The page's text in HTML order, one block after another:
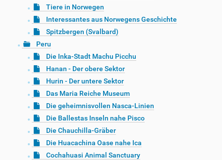
Tiere in Norwegen
Interessantes aus Norwegens Geschichte
Spitzbergen (Svalbard)
Peru
Die Inka-Stadt Machu Picchu
Hanan - Der obere Sektor
Hurin - Der untere Sektor
Das Maria Reiche Museum
Die geheimnisvollen Nasca-Linien
Die Ballestas Inseln nahe Pisco
Die Chauchilla-Gräber
Die Huacachina Oase nahe Ica
Cochahuasi Animal Sanctuary